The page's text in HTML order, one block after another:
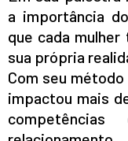
a importância
que cada
sua própria
Com seu
impactou mais
competências